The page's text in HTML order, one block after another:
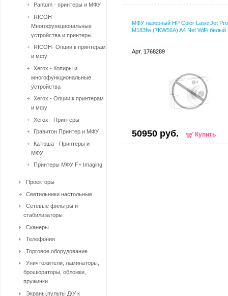
МФУ лазерный HP Color LaserJet Pro
M183fw (7KW56A) A4 Net WiFi белый
Арт. 1768289
50950 руб. Купить
Pantum - принтеры и МФУ
RICOH -
Многофункциональные
устройства и принтеры
RICOH- Опции к принтерам
и мфу
Xerox - Копиры и
многофункциональные
устройства
Xerox - Опции к принтерам
и мфу
Xerox - Принтеры
Гравитон Принтер и МФУ
Катюша - Принтеры и
МФУ
Принтеры МФУ F+ Imaging
Проекторы
Светильники настольные
Сетевые фильтры и
стабилизаторы
Сканеры
Телефония
Торговое оборудование
Уничтожители, ламинаторы,
брошюраторы, обложки,
пружинки
Экраны,пульты Д\У к